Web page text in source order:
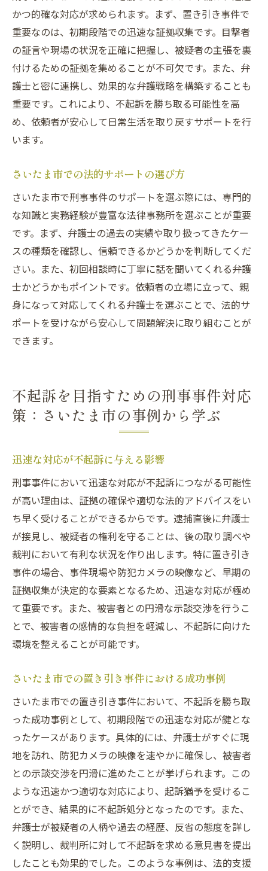
かつ的確な対応が求められます。まず、置き引き事件で
重要なのは、初期段階での迅速な証拠収集です。目撃者
の証言や現場の状況を正確に把握し、被疑者の主張を裏
付けるための証拠を集めることが不可欠です。また、弁
護士と密に連携し、効果的な弁護戦略を構築することも
重要です。これにより、不起訴を勝ち取る可能性を高
め、依頼者が安心して日常生活を取り戻すサポートを行
います。
さいたま市での法的サポートの選び方
さいたま市で刑事事件のサポートを選ぶ際には、専門的
な知識と実務経験が豊富な法律事務所を選ぶことが重要
です。まず、弁護士の過去の実績や取り扱ってきたケー
スの種類を確認し、信頼できるかどうかを判断してくだ
さい。また、初回相談時に丁寧に話を聞いてくれる弁護
士かどうかもポイントです。依頼者の立場に立って、親
身になって対応してくれる弁護士を選ぶことで、法的サ
ポートを受けながら安心して問題解決に取り組むことが
できます。
不起訴を目指すための刑事事件対応
策：さいたま市の事例から学ぶ
迅速な対応が不起訴に与える影響
刑事事件において迅速な対応が不起訴につながる可能性
が高い理由は、証拠の確保や適切な法的アドバイスをい
ち早く受けることができるからです。逮捕直後に弁護士
が接見し、被疑者の権利を守ることは、後の取り調べや
裁判において有利な状況を作り出します。特に置き引き
事件の場合、事件現場や防犯カメラの映像など、早期の
証拠収集が決定的な要素となるため、迅速な対応が極め
て重要です。また、被害者との円滑な示談交渉を行うこ
とで、被害者の感情的な負担を軽減し、不起訴に向けた
環境を整えることが可能です。
さいたま市での置き引き事件における成功事例
さいたま市での置き引き事件において、不起訴を勝ち取
った成功事例として、初期段階での迅速な対応が鍵とな
ったケースがあります。具体的には、弁護士がすぐに現
地を訪れ、防犯カメラの映像を速やかに確保し、被害者
との示談交渉を円滑に進めたことが挙げられます。この
ような迅速かつ適切な対応により、起訴猶予を受けるこ
とができ、結果的に不起訴処分となったのです。また、
弁護士が被疑者の人柄や過去の経歴、反省の態度を詳し
く説明し、裁判所に対して不起訴を求める意見書を提出
したことも効果的でした。このような事例は、法的支援